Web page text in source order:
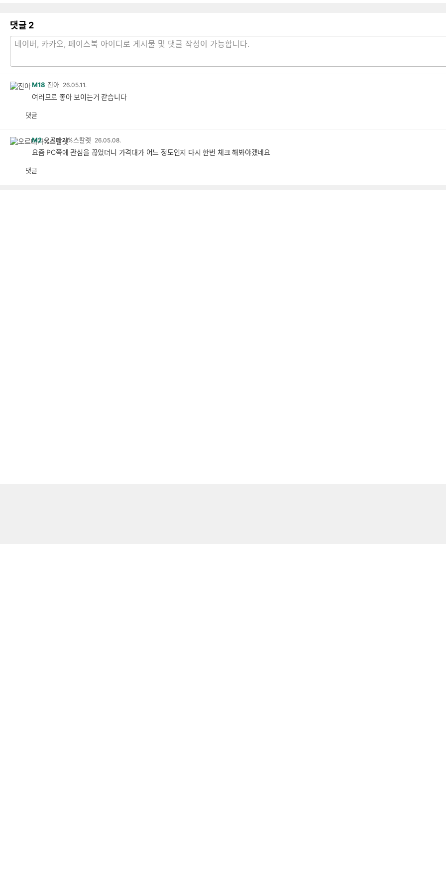
댓글 2
M18 진아 26.05.11.
여러므로 좋아 보이는거 같습니다
댓글
M2 오르테가%스칼렛 26.05.08.
요즘 PC쪽에 관심을 끊었더니 가격대가 어느 정도인지 다시 한번 체크 해봐야겠네요
댓글